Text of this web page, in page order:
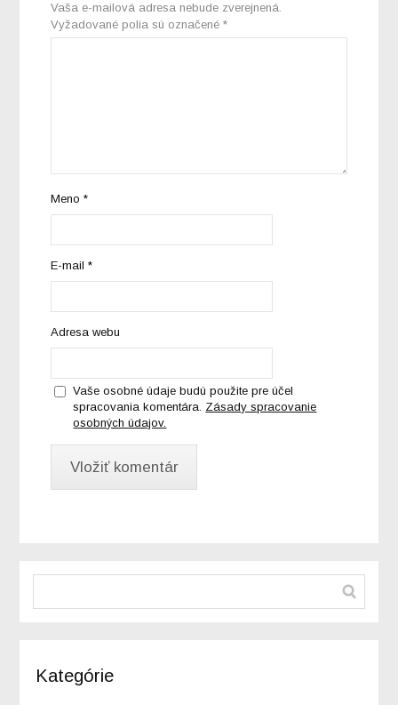
Vaša e-mailová adresa nebude zverejnená.
Vyžadované polia sú označené*
Meno*
E-mail*
Adresa webu
Vaše osobné údaje budú použite pre účel
spracovania komentára. Zásady spracovanie
osobných údajov.
Kategórie